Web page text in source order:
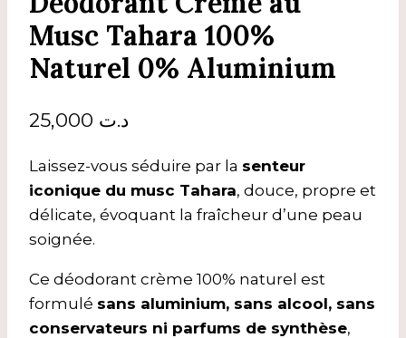
Musc Tahara 100%
Naturel 0% Aluminium
د.ت
Laissez-vous séduire par la senteur
iconique du musc Tahara, douce, propre et
délicate, évoquant la fraîcheur d’une peau
soignée.
Ce déodorant crème 100% naturel est
formulé sans aluminium, sans alcool, sans
conservateurs ni parfums de synthèse,